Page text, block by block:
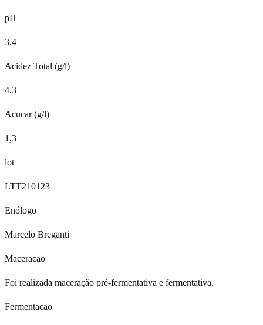
pH
3,4
Acidez Total (g/l)
4,3
Acucar (g/l)
1,3
lot
LTT210123
Enólogo
Marcelo Breganti
Maceracao
Foi realizada maceração pré-fermentativa e fermentativa.
Fermentacao